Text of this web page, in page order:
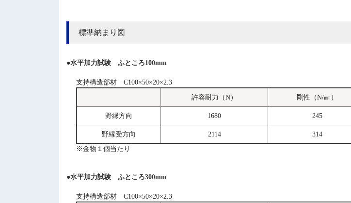
標準納まり図
●水平加力試験 ふところ100mm
支持構造部材 C100×50×20×2.3
許容耐力（N） 剛性（N/㎜）
野縁方向 1680 245
野縁受方向 2114
314
※金物１個当たり
●水平加力試験 ふところ300mm
支持構造部材 C100×50×20×2.3